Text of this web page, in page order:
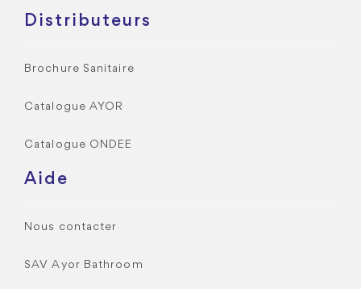
Distributeurs
Brochure Sanitaire
Catalogue AYOR
Catalogue ONDEE
Aide
Nous contacter
SAV Ayor Bathroom